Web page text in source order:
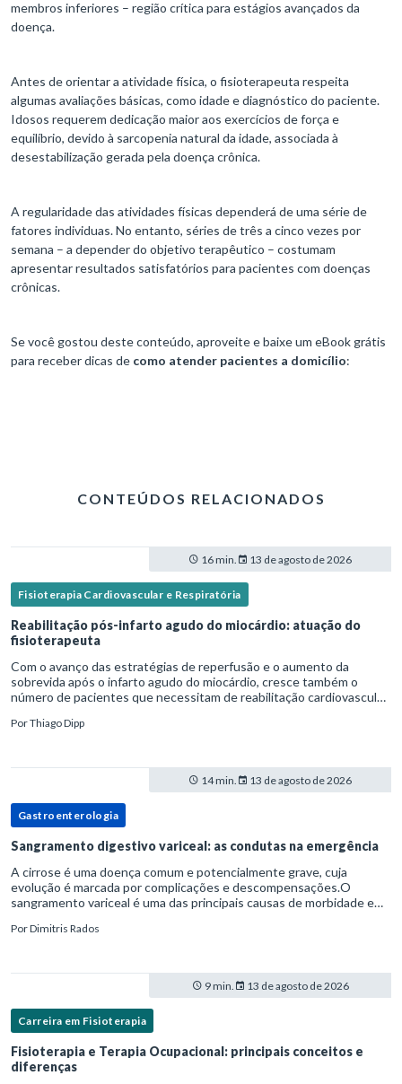
membros inferiores – região crítica para estágios avançados da
doença.
Antes de orientar a atividade física, o fisioterapeuta respeita
algumas avaliações básicas, como idade e diagnóstico do paciente.
Idosos requerem dedicação maior aos exercícios de força e
equilíbrio, devido à sarcopenia natural da idade, associada à
desestabilização gerada pela doença crônica.
A regularidade das atividades físicas dependerá de uma série de
fatores individuas. No entanto, séries de três a cinco vezes por
semana – a depender do objetivo terapêutico – costumam
apresentar resultados satisfatórios para pacientes com doenças
crônicas.
Se você gostou deste conteúdo, aproveite e baixe um eBook grátis
para receber dicas de como atender pacientes a domicílio:
CONTEÚDOS RELACIONADOS
16 min. 13 de agosto de 2026
Fisioterapia Cardiovascular e Respiratória
Reabilitação pós-infarto agudo do miocárdio: atuação do
fisioterapeuta
Com o avanço das estratégias de reperfusão e o aumento da
sobrevida após o infarto agudo do miocárdio, cresce também o
número de pacientes que necessitam de reabilitação cardiovascular
PorThiago Dipp
14 min. 13 de agosto de 2026
Gastroenterologia
Sangramento digestivo variceal: as condutas na emergência
A cirrose é uma doença comum e potencialmente grave, cuja
evolução é marcada por complicações e descompensações.O
sangramento variceal é uma das principais causas de morbidade e
hipertensão port
PorDimitris Rados
9 min. 13 de agosto de 2026
Carreira em Fisioterapia
Fisioterapia e Terapia Ocupacional: principais conceitos e
diferenças